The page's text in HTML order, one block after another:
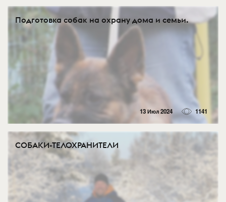
Подготовка собак на охрану дома и семьи.
13 Июл 2024 1141
СОБАКИ-ТЕЛОХРАНИТЕЛИ